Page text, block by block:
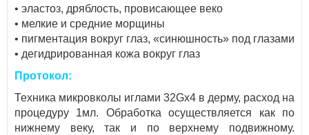
• эластоз, дряблость, провисающее веко
• мелкие и средние морщины
• пигментация вокруг глаз, «синюшность» под глазами
• дегидрированная кожа вокруг глаз
Протокол:
Техника микровколы иглами 32Gх4 в дерму, расход на
процедуру 1мл. Обработка осуществляется как по
нижнему веку, так и по верхнему подвижному.